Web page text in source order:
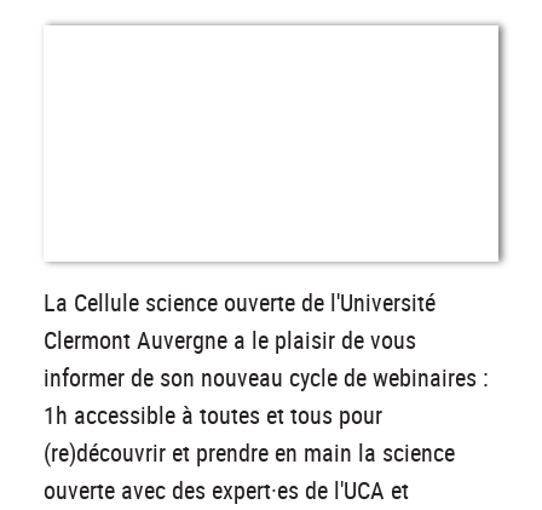
La Cellule science ouverte de l'Université
Clermont Auvergne a le plaisir de vous
informer de son nouveau cycle de webinaires :
1h accessible à toutes et tous pour
(re)découvrir et prendre en main la science
ouverte avec des expert·es de l'UCA et